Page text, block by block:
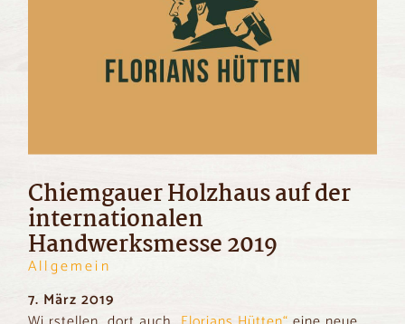
Chiemgauer Holzhaus auf der
internationalen
Handwerksmesse 2019
Allgemein
7. März 2019